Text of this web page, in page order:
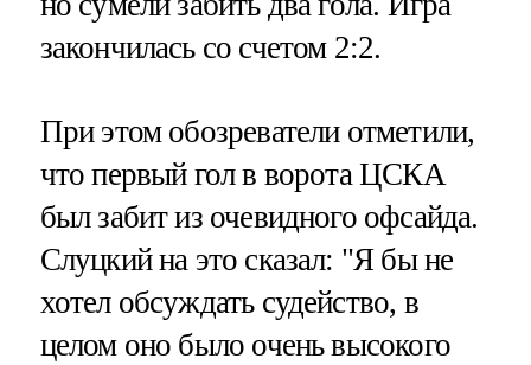
закончилась со счетом 2:2.
При этом обозреватели отметили,
что первый гол в ворота ЦСКА
был забит из очевидного офсайда.
Слуцкий на это сказал: "Я бы не
хотел обсуждать судейство, в
целом оно было очень высокого